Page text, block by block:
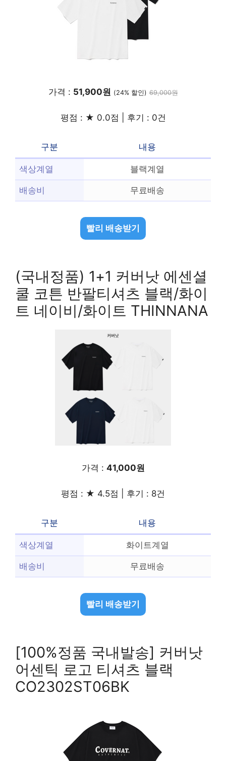
가격 : 51,900원 (24% 할인) 69,000원
평점 : ★ 0.0점 | 후기 : 0건
구분 내용
색상계열 블랙계열
배송비 무료배송
빨리 배송받기
(국내정품) 1+1 커버낫 에센셜
쿨 코튼 반팔티셔츠 블랙/화이
트 네이비/화이트 THINNANA
가격 : 41,000원
평점 : ★ 4.5점 | 후기 : 8건
구분 내용
색상계열 화이트계열
배송비 무료배송
빨리 배송받기
[100%정품 국내발송] 커버낫
어센틱 로고 티셔츠 블랙
CO2302ST06BK